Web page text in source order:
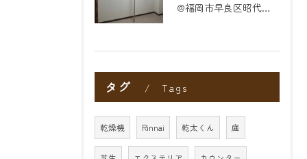
@福岡市早良区昭代のリフォーム
タグ Tags
乾燥機 Rinnai 乾太くん 庭